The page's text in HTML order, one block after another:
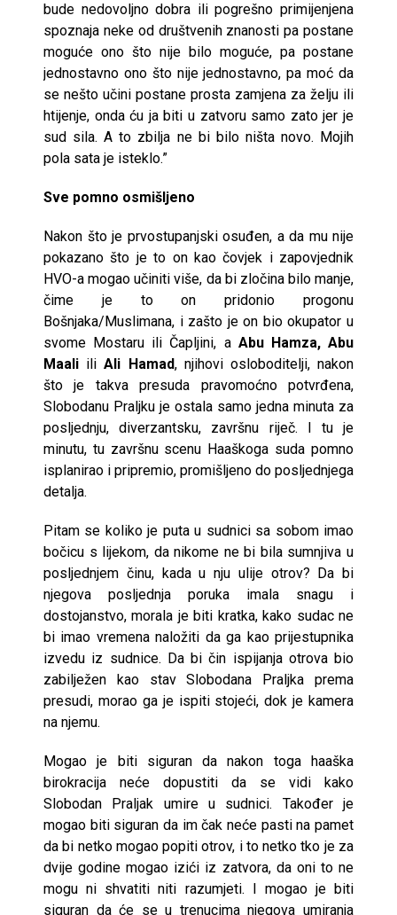
bude nedovoljno dobra ili pogrešno primijenjena
spoznaja neke od društvenih znanosti pa postane
moguće ono što nije bilo moguće, pa postane
jednostavno ono što nije jednostavno, pa moć da
se nešto učini postane prosta zamjena za želju ili
htijenje, onda ću ja biti u zatvoru samo zato jer je
sud sila. A to zbilja ne bi bilo ništa novo. Mojih
pola sata je isteklo.”
Sve pomno osmišljeno
Nakon što je prvostupanjski osuđen, a da mu nije
pokazano što je to on kao čovjek i zapovjednik
HVO-a mogao učiniti više, da bi zločina bilo manje,
čime je to on pridonio progonu
Bošnjaka/Muslimana, i zašto je on bio okupator u
svome Mostaru ili Čapljini, a Abu Hamza, Abu
Maali iliAli Hamad, njihovi osloboditelji, nakon
što je takva presuda pravomoćno potvrđena,
Slobodanu Praljku je ostala samo jedna minuta za
posljednju, diverzantsku, završnu riječ. I tu je
minutu, tu završnu scenu Haaškoga suda pomno
isplanirao i pripremio, promišljeno do posljednjega
detalja.
Pitam se koliko je puta u sudnici sa sobom imao
bočicu s lijekom, da nikome ne bi bila sumnjiva u
posljednjem činu, kada u nju ulije otrov? Da bi
njegova posljednja poruka imala snagu i
dostojanstvo, morala je biti kratka, kako sudac ne
bi imao vremena naložiti da ga kao prijestupnika
izvedu iz sudnice. Da bi čin ispijanja otrova bio
zabilježen kao stav Slobodana Praljka prema
presudi, morao ga je ispiti stojeći, dok je kamera
na njemu.
Mogao je biti siguran da nakon toga haaška
birokracija neće dopustiti da se vidi kako
Slobodan Praljak umire u sudnici. Također je
mogao biti siguran da im čak neće pasti na pamet
da bi netko mogao popiti otrov, i to netko tko je za
dvije godine mogao izići iz zatvora, da oni to ne
mogu ni shvatiti niti razumjeti. I mogao je biti
siguran da će se u trenucima njegova umiranja